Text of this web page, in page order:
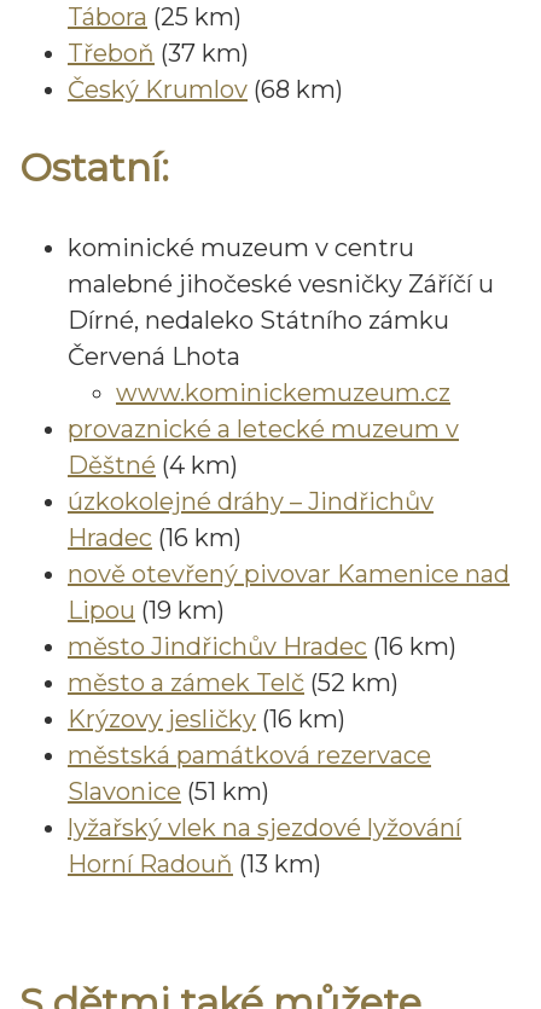
Tábora (25 km)
Třeboň (37 km)
Český Krumlov (68 km)
Ostatní:
kominické muzeum v centru
malebné jihočeské vesničky Záříčí u
Dírné, nedaleko Státního zámku
Červená Lhota
www.kominickemuzeum.cz
provaznické a letecké muzeum v
Děštné (4 km)
úzkokolejné dráhy – Jindřichův
Hradec (16 km)
nově otevřený pivovar Kamenice nad
Lipou (19 km)
město Jindřichův Hradec (16 km)
město a zámek Telč (52 km)
Krýzovy jesličky (16 km)
městská památková rezervace
Slavonice (51 km)
lyžařský vlek na sjezdové lyžování
Horní Radouň (13 km)